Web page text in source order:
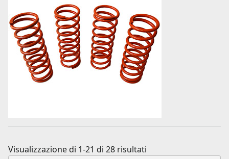
Visualizzazione di 1-21 di 28 risultati